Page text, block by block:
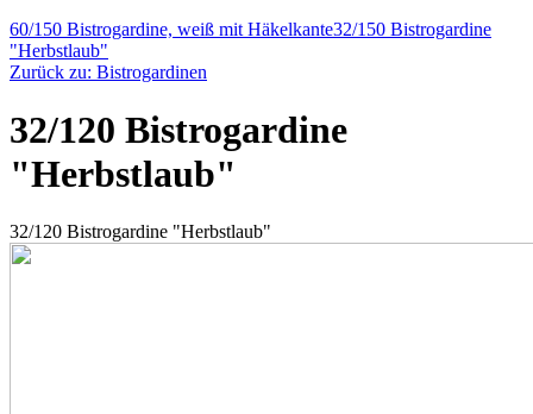
60/150 Bistrogardine, weiß mit Häkelkante32/150 Bistrogardine
"Herbstlaub"
Zurück zu: Bistrogardinen
32/120 Bistrogardine
"Herbstlaub"
32/120 Bistrogardine "Herbstlaub"